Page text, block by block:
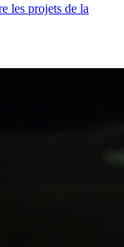
les projets de la